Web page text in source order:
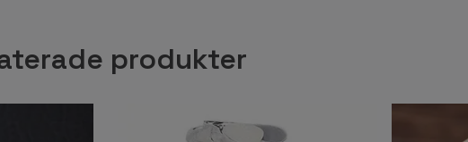
produkter